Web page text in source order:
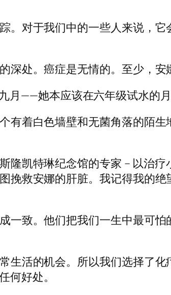
对于我们中的一些人来说，它
处。癌症是无情的。至少，安
月——她本应该在六年级试水的月
有着白色墙壁和无菌角落的陌
隆凯特琳纪念馆的专家 – 以治
挽救安娜的肝脏。我记得我的
致。他们把我们一生中最可怕
生活的机会。所以我们选择了
何好处。